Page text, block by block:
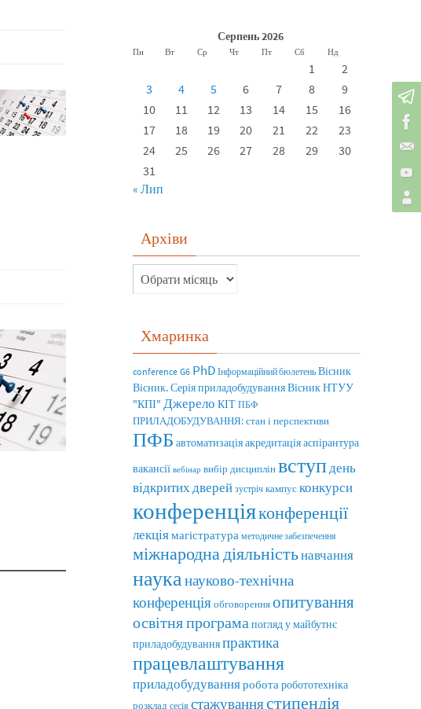
Серпень 2026
Пн Вт Ср Чт Пт Сб Нд
1
2
3
4 5 6 7 8
9
10
11 12 13 14 15
16
17
18 19 20 21 22
23
24
25 26 27 28 29
30
31
« Лип
Архіви
Хмаринка
conference G6 PhD Інформаційний бюлетень Вісник
Вісник. Серія приладобудуванняВісник НТУУ
"КПІ" Джерело КІТ ПБФ
ПРИЛАДОБУДУВАННЯ: стан і перспективи
ПФБ автоматизаціяакредитаціяаспірантура
вакансії вебінар вибір дисциплін вступдень
відкритих дверей зустріч кампус конкурси
конференціяконференції
лекціямагістратура методичне забезпечення
міжнародна діяльністьнавчання
науканауково-технічна
конференція обговорення опитування
освітня програмапогляд у майбутнє
приладобудуванняпрактика
працевлаштування
приладобудуванняроботаробототехніка
розклад сесія стажуваннястипендія